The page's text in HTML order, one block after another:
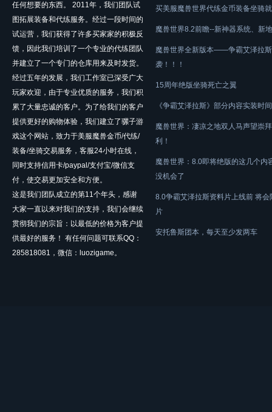
任何想要的东西。 2011年，我们团队试
图拓展装备和代练服务。经过一段时间的
试运营，我们获得了许多买家家的积极反
馈，因此我们培训了一个专业的代练团队
并建立了一个专门的仓库用来及时发货。
经过五年的发展，我们工作室已深受广大
玩家欢迎，由于专业优质的服务，我们积
累了大量忠诚的客户。为了给我们的客户
提供更好的购物体验，我们建立了骡子游
戏这个网站，致力于美服魔兽金币/代练/
装备/坐骑交易服务，客服24小时在线，
同时支持信用卡/paypal/支付宝/微信支
付，使交易更加安全和方便。
这是我们团队成立的第11个年头，感谢
大家一直以来对我们的支持，我们会继续
贯彻我们的宗旨：以最低的价格为客户提
供最好的服务！ 有任何问题可联系QQ：
285818081，微信：luozigame。
买美服魔兽世界代练金币装备坐骑
魔兽世界8.2前瞻--新神器系统、新
魔兽世界全新版本——争霸艾泽拉
袭！！！
15周年绝版坐骑死亡之翼
《争霸艾泽拉斯》部分内容实装时
魔兽世界：凄凉之地双人马声望崇
利！
魔兽世界：8.0即将绝版的这几个内
没机会了
8.0争霸艾泽拉斯资料片上线前 将会
片
安托鲁斯团本，每天至少发两车